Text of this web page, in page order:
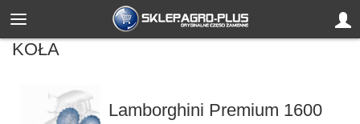
KOŁA
Lamborghini Premium 1600